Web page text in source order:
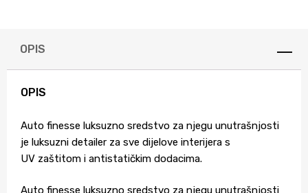
OPIS
OPIS
Auto finesse luksuzno sredstvo za njegu unutrašnjosti
je luksuzni detailer za sve dijelove interijera s
UV zaštitom i antistatičkim dodacima.
Auto finesse luksuzno sredstvo za njegu unutrašnjosti